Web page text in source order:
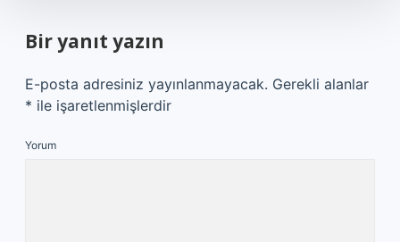
Bir yanıt yazın
E-posta adresiniz yayınlanmayacak. Gerekli alanlar
* ile işaretlenmişlerdir
Yorum